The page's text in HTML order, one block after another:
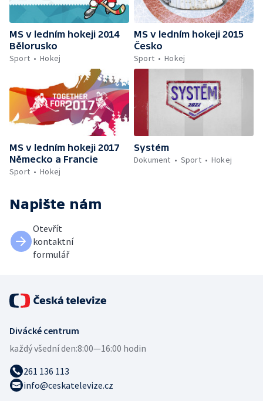
MS v ledním hokeji 2014
Bělorusko
Sport
Hokej
MS v ledním hokeji 2015
Česko
Sport
Hokej
MS v ledním hokeji 2017
Německo a Francie
Sport
Hokej
Systém
Dokument
Sport Hokej
Napište nám
Otevřít
kontaktní
formulář
Divácké centrum
každý všední den:8:00—16:00 hodin
261 136 113
info@ceskatelevize.cz